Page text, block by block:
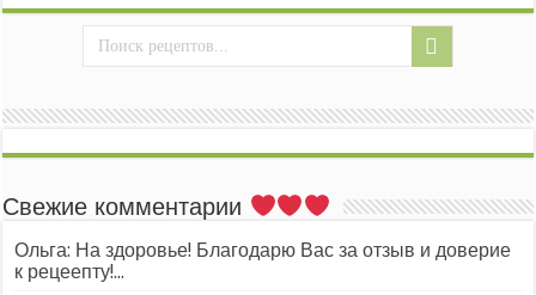
Свежие комментарии
Ольга: На здоровье! Благодарю Вас за отзыв и доверие
к рецеепту!...